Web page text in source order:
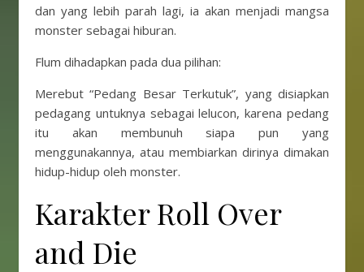
dan yang lebih parah lagi, ia akan menjadi mangsa
monster sebagai hiburan.
Flum dihadapkan pada dua pilihan:
Merebut “Pedang Besar Terkutuk”, yang disiapkan
pedagang untuknya sebagai lelucon, karena pedang
itu akan membunuh siapa pun yang
menggunakannya, atau membiarkan dirinya dimakan
hidup-hidup oleh monster.
Karakter Roll Over
and Die